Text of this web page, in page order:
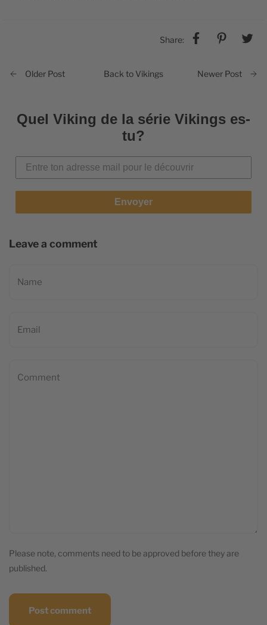
Share:
Older Post Back to Vikings Newer Post
Quel Viking de la série Vikings es-
tu?
Envoyer
Leave a comment
Please note, comments need to be approved before they are
published.